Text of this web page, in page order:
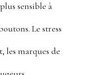
sensible à
Le stress
les marques de